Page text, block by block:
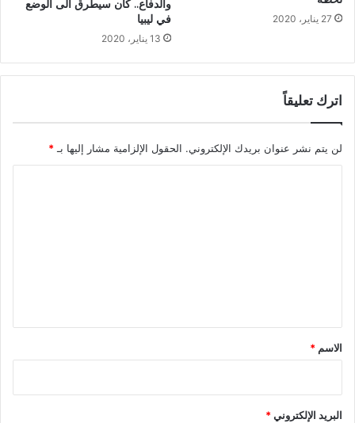
27 يناير، 2020
والدفاع.. كان سيطرق الى الوضع
في ليبيا
13 يناير، 2020
اترك تعليقاً
لن يتم نشر عنوان بريدك الإلكتروني. الحقول الإلزامية مشار إليها بـ *
*
الاسم *
البريد الإلكتروني*